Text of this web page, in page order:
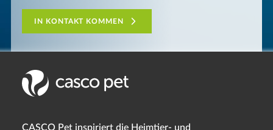
IN KONTAKT KOMMEN
CASCO Pet inspiriert die Heimtier- und